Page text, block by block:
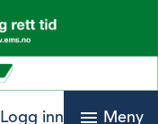
Logg inn menu Meny